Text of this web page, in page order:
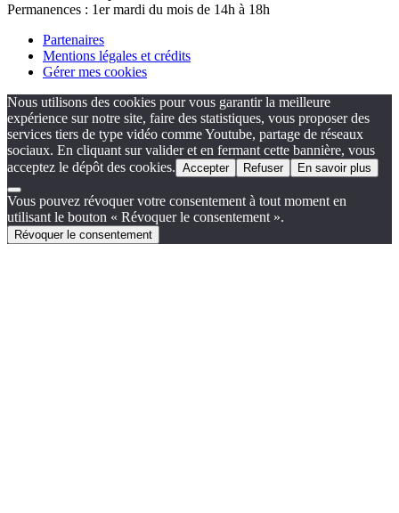
Permanences : 1er mardi du mois de 14h à 18h
Partenaires
Mentions légales et crédits
Gérer mes cookies
Nous utilisons des cookies pour vous garantir la meilleure
expérience sur notre site, faire des statistiques, vous proposer des
services tiers de type vidéo comme Youtube, partage de réseaux
sociaux. En cliquant sur valider et en fermant cette bannière, vous
acceptez le dépôt des cookies. Accepter Refuser En savoir plus
Vous pouvez révoquer votre consentement à tout moment en
utilisant le bouton « Révoquer le consentement ».
Révoquer le consentement